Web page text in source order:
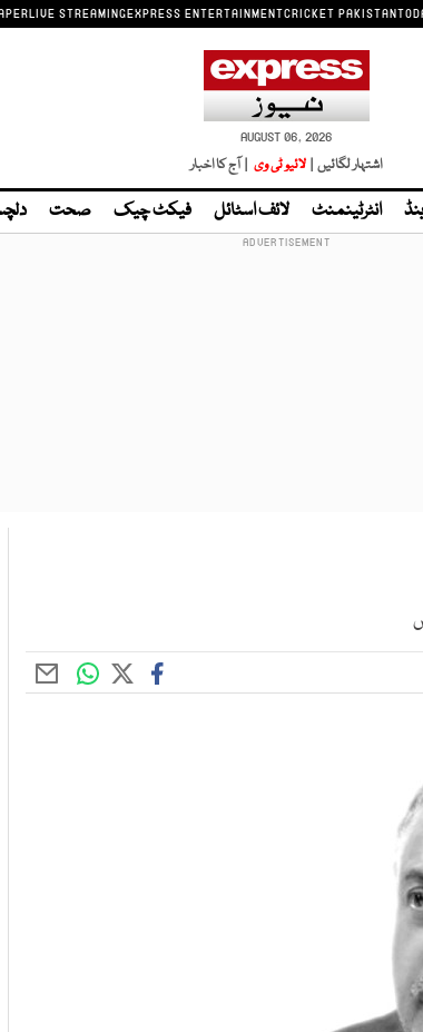
LIVE STREAMINGEXPRESS ENTERTAINMENTCRICKET PAKISTAN
AUGUST 06, 2026
اشتہار لگائیں | لائیو ٹی وی | آج کا اخبار
انٹرٹینمنٹ لائف اسٹائل فیکٹ چیک صحت